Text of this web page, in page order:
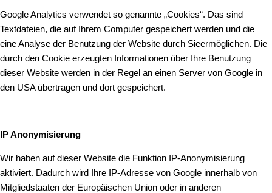
Google Analytics verwendet so genannte „Cookies“. Das sind
Textdateien, die auf Ihrem Computer gespeichert werden und die
eine Analyse der Benutzung der Website durch Sieermöglichen. Die
durch den Cookie erzeugten Informationen über Ihre Benutzung
dieser Website werden in der Regel an einen Server von Google in
den USA übertragen und dort gespeichert.
IP Anonymisierung
Wir haben auf dieser Website die Funktion IP-Anonymisierung
aktiviert. Dadurch wird Ihre IP-Adresse von Google innerhalb von
Mitgliedstaaten der Europäischen Union oder in anderen